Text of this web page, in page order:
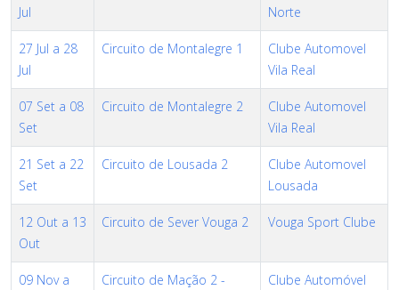
Jul
Norte
27 Jul a 28
Jul
Circuito de Montalegre 1
Clube Automovel
Vila Real
07 Set a 08
Set
Circuito de Montalegre 2
Clube Automovel
Vila Real
21 Set a 22
Set
Circuito de Lousada 2
Clube Automovel
Lousada
12 Out a 13
Out
Circuito de Sever Vouga 2 Vouga Sport Clube
09 Nov a
Circuito de Mação 2 -
Clube Automóvel